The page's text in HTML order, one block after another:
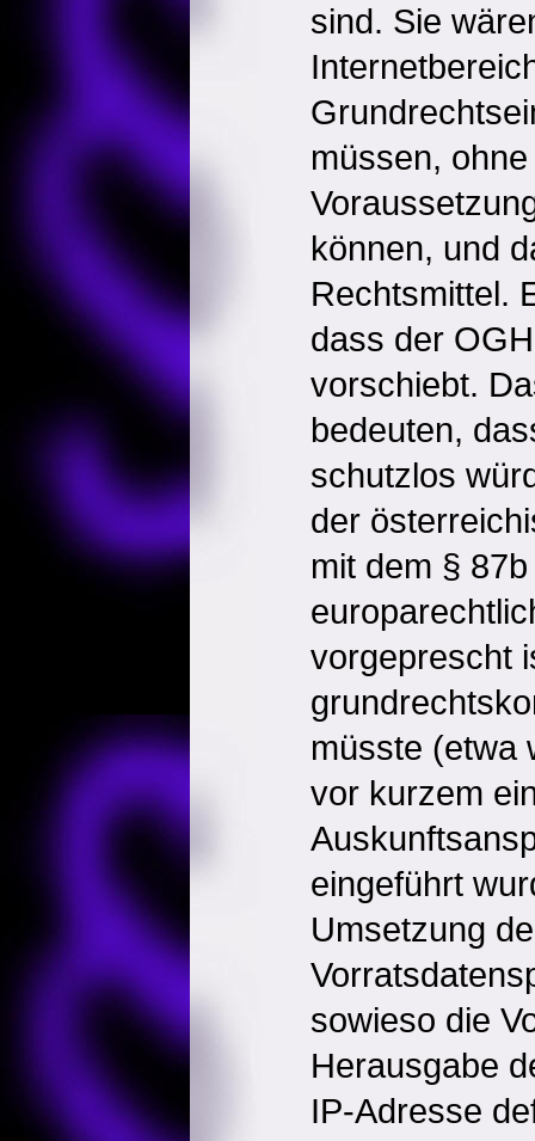
sind. Sie
müssen,
können, und
Rechtsmittel.
dass der
vorschiebt.
bedeuten,
schutzlos
der
mit dem §
vorgeprescht
müsste (etwa
vor kurzem
eingeführt
Umsetzung
sowieso die
Herausgabe
IP-Adresse